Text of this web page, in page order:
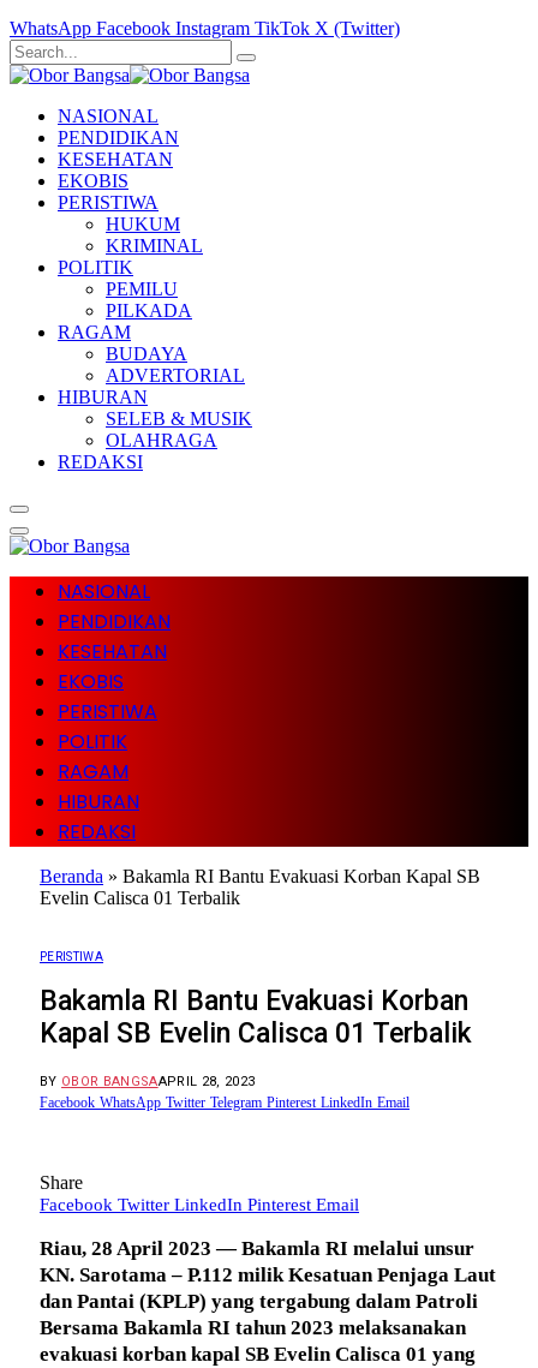
WhatsApp Facebook Instagram TikTok X (Twitter)
NASIONAL
PENDIDIKAN
KESEHATAN
EKOBIS
PERISTIWA
HUKUM
KRIMINAL
POLITIK
PEMILU
PILKADA
RAGAM
BUDAYA
ADVERTORIAL
HIBURAN
SELEB & MUSIK
OLAHRAGA
REDAKSI
NASIONAL
PENDIDIKAN
KESEHATAN
EKOBIS
PERISTIWA
POLITIK
RAGAM
HIBURAN
REDAKSI
Beranda » Bakamla RI Bantu Evakuasi Korban Kapal SB
Evelin Calisca 01 Terbalik
PERISTIWA
Bakamla RI Bantu Evakuasi Korban
Kapal SB Evelin Calisca 01 Terbalik
BY OBOR BANGSAAPRIL 28, 2023
Facebook WhatsApp Twitter Telegram Pinterest LinkedIn Email
Share
Facebook Twitter LinkedIn Pinterest Email
Riau, 28 April 2023 — Bakamla RI melalui unsur
KN. Sarotama – P.112 milik Kesatuan Penjaga Laut
dan Pantai (KPLP) yang tergabung dalam Patroli
Bersama Bakamla RI tahun 2023 melaksanakan
evakuasi korban kapal SB Evelin Calisca 01 yang